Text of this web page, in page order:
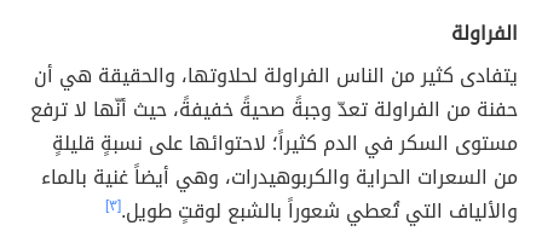
الفراولة
يتفادى كثير من الناس الفراولة لحلاوتها، والحقيقة هي أن
حفنة من الفراولة تعدّ وجبةً صحيةً خفيفةً، حيث أنّها لا ترفع
مستوى السكر في الدم كثيراً؛ لاحتوائها على نسبةٍ قليلةٍ
من السعرات الحراية والكربوهيدرات، وهي أيضاً غنية بالماء
والألياف التي تُعطي شعوراً بالشبع لوقتٍ طويل.[٣]